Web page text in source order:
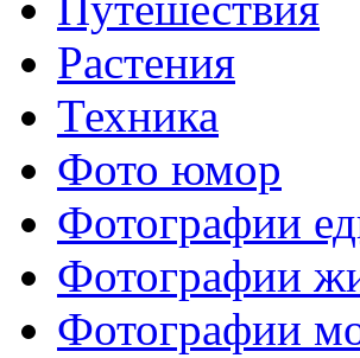
Растения
Техника
Фото юмор
Фотографии
Фотографии
Фотографии